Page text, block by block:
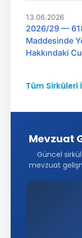
13.06.2026
2026/29 —
Maddesinde
Hakkındaki
Tüm Sirküleri
Mevzuat
Güncel
mevzuat